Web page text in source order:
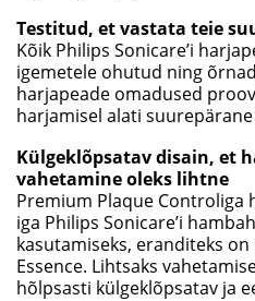
Testitud, et vastata teie
Kõik Philips Sonicare’i
igemetele ohutud ning
harjapeade omadused
harjamisel alati
Külgeklõpsatav disain, et
vahetamine oleks lihtne
Premium Plaque Controliga
iga Philips Sonicare’i
kasutamiseks, eranditeks
Essence. Lihtsaks
hõlpsasti külgeklõpsatav ja